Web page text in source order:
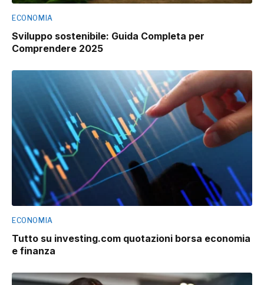
ECONOMIA
Sviluppo sostenibile: Guida Completa per
Comprendere 2025
ECONOMIA
Tutto su investing.com quotazioni borsa economia
e finanza